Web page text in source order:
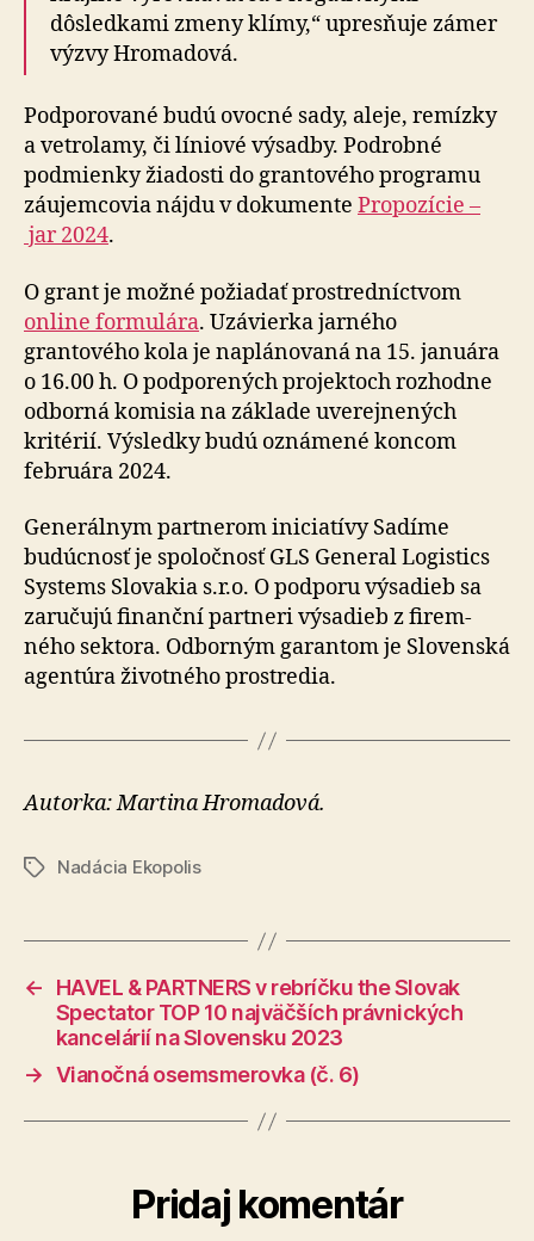
dôsledkami zmeny klímy,“ upresňuje zámer
výzvy Hromadová.
Podporované budú ovocné sady, aleje, remízky
a vetro­lamy, či líniové výsadby. Podrobné
podmienky žiadosti do gran­to­vého programu
záujemcovia nájdu v do­ku­mente Pro­po­zície –
jar 2024.
O grant je možné požiadať prostredníctvom
online for­mu­lára. Uzávierka jarného
grantového kola je naplá­no­vaná na 15. januára
o 16.00 h. O pod­po­re­ných projektoch rozhodne
odborná komisia na zá­klade uve­rej­ne­ných
kritérií. Výsledky budú oznámené koncom
februára 2024.
Generálnym partnerom iniciatívy Sadíme
budúcnosť je spo­loč­nosť GLS General Logistics
Systems Slovakia s.r.o. O pod­poru výsadieb sa
zaručujú finanční partneri výsadieb z fi­rem­
ného sektora. Odborným garantom je Slovenská
agentúra životného prostredia.
Autorka: Martina Hromadová.
ZnačkyNadácia Ekopolis
←
HAVEL & PARTNERS v rebríčku the Slovak
Spectator TOP 10 najväčších právnických
kancelárií na Slovensku 2023
→ Vianočná osemsmerovka (č. 6)
Pridaj komentár